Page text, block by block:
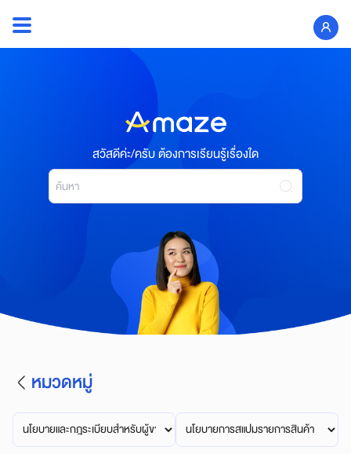
content
สวัสดีค่ะ/ครับ ต้องการเรียนรู้เรื่องใด
Search
หมวดหมู่